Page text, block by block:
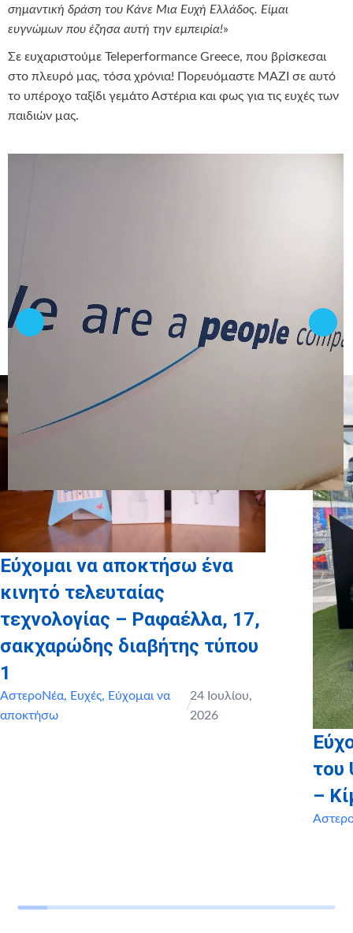
σημαντική δράση του Κάνε Μια Ευχή Ελλάδος. Είμαι
ευγνώμων που έζησα αυτή την εμπειρία!»
Σε ευχαριστούμε Teleperformance Greece, που βρίσκεσαι
στο πλευρό μας, τόσα χρόνια! Πορευόμαστε ΜΑΖΙ σε αυτό
το υπέροχο ταξίδι γεμάτο Αστέρια και φως για τις ευχές των
παιδιών μας.
Σχετικά άρθρα
Εύχομαι να αποκτήσω ένα
κινητό τελευταίας
τεχνολογίας – Ραφαέλλα, 17,
σακχαρώδης διαβήτης τύπου
1
ΑστεροΝέα, Ευχές, Εύχομαι να
αποκτήσω
/
24 Ιουλίου,
2026
του
–